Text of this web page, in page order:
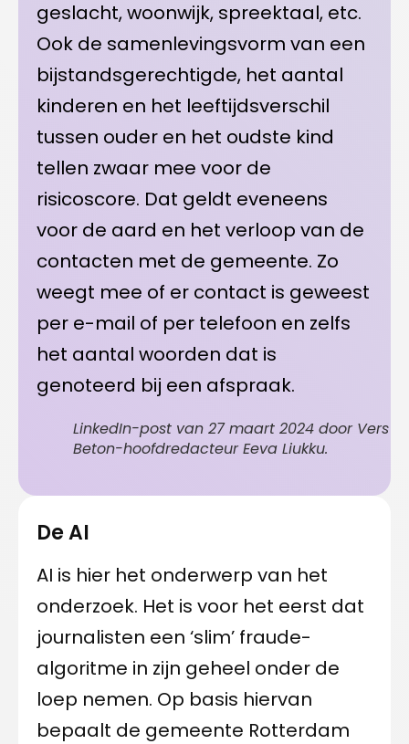
geslacht, woonwijk, spreektaal, etc.
Ook de samenlevingsvorm van een
bijstandsgerechtigde, het aantal
kinderen en het leeftijdsverschil
tussen ouder en het oudste kind
tellen zwaar mee voor de
risicoscore. Dat geldt eveneens
voor de aard en het verloop van de
contacten met de gemeente. Zo
weegt mee of er contact is geweest
per e-mail of per telefoon en zelfs
het aantal woorden dat is
genoteerd bij een afspraak.
LinkedIn-post van 27 maart 2024 door Vers
Beton-hoofdredacteur Eeva Liukku.
De AI
AI is hier het onderwerp van het
onderzoek. Het is voor het eerst dat
journalisten een ‘slim’ fraude-
algoritme in zijn geheel onder de
loep nemen. Op basis hiervan
bepaalt de gemeente Rotterdam